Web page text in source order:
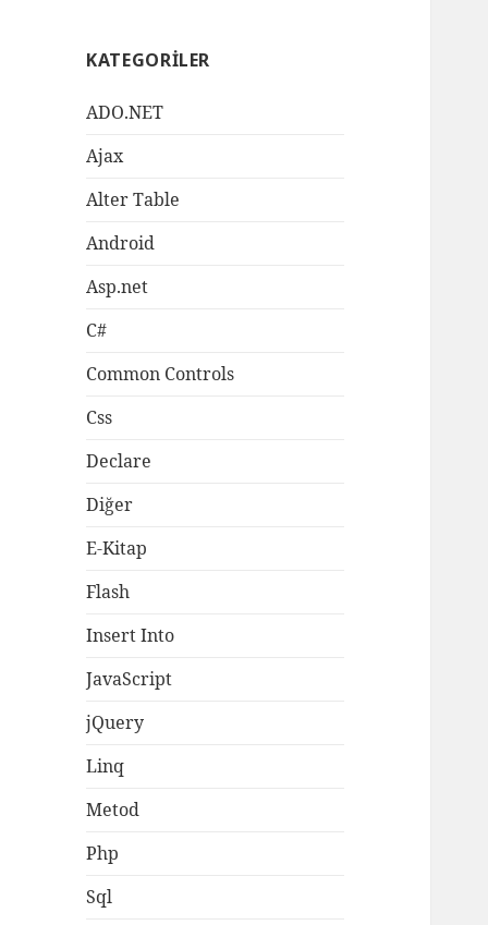
KATEGORILER
ADO.NET
Ajax
Alter Table
Android
Asp.net
C#
Common Controls
Css
Declare
Diğer
E-Kitap
Flash
Insert Into
JavaScript
jQuery
Linq
Metod
Php
Sql